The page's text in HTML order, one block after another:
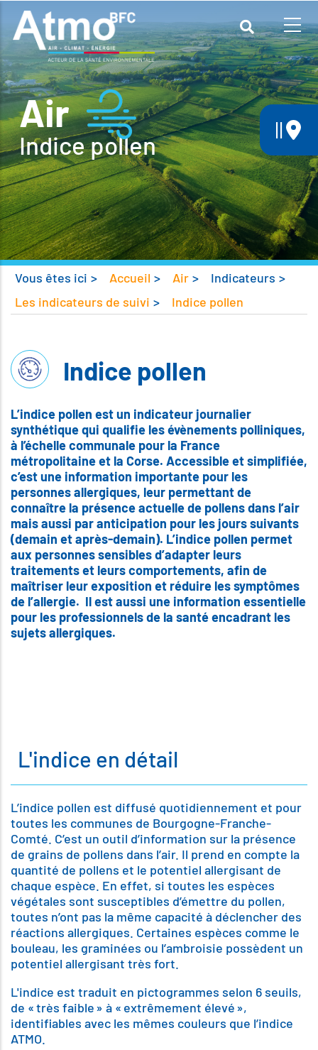
Aller
contenu
principal
Air
Indice pollen
Vous êtes ici > Accueil > Air > Indicateurs >
Les indicateurs de suivi > Indice pollen
||
Indice pollen
L’indice pollen est un indicateur journalier
synthétique qui qualifie les évènements polliniques,
à l’échelle communale pour la France
métropolitaine et la Corse. Accessible et simplifiée,
c’est une information importante pour les
personnes allergiques, leur permettant de
connaître la présence actuelle de pollens dans l’air
mais aussi par anticipation pour les jours suivants
(demain et après-demain). L’indice pollen permet
aux personnes sensibles d’adapter leurs
traitements et leurs comportements, afin de
maîtriser leur exposition et réduire les symptômes
de l’allergie. Il est aussi une information essentielle
pour les professionnels de la santé encadrant les
sujets allergiques.
L'indice en détail
L’indice pollen est diffusé quotidiennement et pour
toutes les communes de Bourgogne-Franche-
Comté. C’est un outil d’information sur la présence
de grains de pollens dans l’air. Il prend en compte la
quantité de pollens et le potentiel allergisant de
chaque espèce. En effet, si toutes les espèces
végétales sont susceptibles d’émettre du pollen,
toutes n’ont pas la même capacité à déclencher des
réactions allergiques. Certaines espèces comme le
bouleau, les graminées ou l’ambroisie possèdent un
potentiel allergisant très fort.
L'indice est traduit en pictogrammes selon 6 seuils,
de « très faible » à « extrêmement élevé »,
identifiables avec les mêmes couleurs que l’indice
ATMO.